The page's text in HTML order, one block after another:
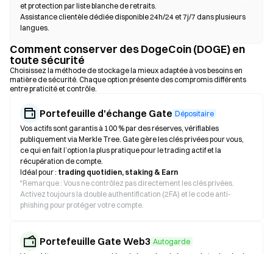
et protection par liste blanche de retraits.
Assistance clientèle dédiée disponible 24h/24 et 7j/7 dans plusieurs
langues.
Comment conserver des DogeCoin (DOGE) en
toute sécurité
Choisissez la méthode de stockage la mieux adaptée à vos besoins en
matière de sécurité. Chaque option présente des compromis différents
entre praticité et contrôle.
Portefeuille d'échange Gate Dépositaire
Vos actifs sont garantis à 100 % par des réserves, vérifiables
publiquement via Merkle Tree. Gate gère les clés privées pour vous,
ce qui en fait l’option la plus pratique pour le trading actif et la
récupération de compte.
Idéal pour : trading quotidien, staking & Earn
*Remarque : Vous ne contrôlez pas directement les clés privées.
Activez toujours la double authentification (2FA) et le code anti-
phishing pour protéger votre compte.
Portefeuille Gate Web3 Autogarde